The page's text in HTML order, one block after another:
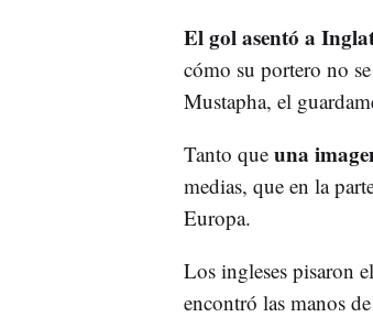
El gol asentó a
cómo su portero no
Mustapha, el
Tanto que una
medias, que en la
Europa.
Los ingleses pisaron
encontró las manos